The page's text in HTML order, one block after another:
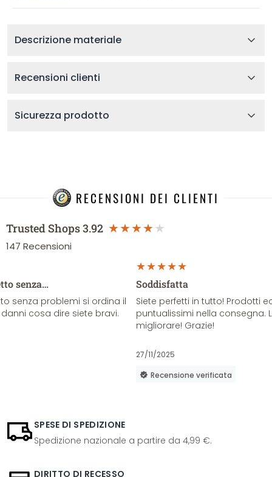
Descrizione materiale
Recensioni clienti
Sicurezza prodotto
RECENSIONI DEI CLIENTI
Trusted Shops3.92
147 Recensioni
senza…
senza problemi si ordina il
cosa dire siete bravi.
Soddisfatta
Siete perfetti in tutto! Prodotti
puntualissimi nella consegna.
migliorare! Grazie!
27/11/2025
Recensione verificata
SPESE DI SPEDIZIONE
Spedizione nazionale a partire da 4,99 €.
DIRITTO DI RECESSO